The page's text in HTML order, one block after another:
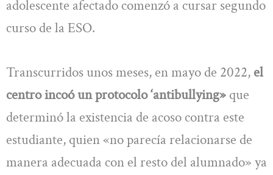
adolescente afectado comenzó a cursar segundo
curso de la ESO.
Transcurridos unos meses, en mayo de 2022, el
centro incoó un protocolo ‘antibullying» que
determinó la existencia de acoso contra este
estudiante, quien «no parecía relacionarse de
manera adecuada con el resto del alumnado» ya